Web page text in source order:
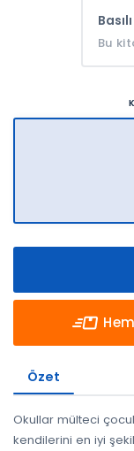
Bu
Özet
Okullar mülteci
kendilerini en iyi